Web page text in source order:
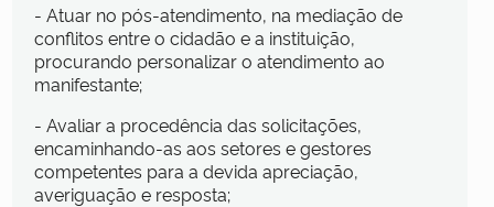
- Atuar no pós-atendimento, na mediação de
conflitos entre o cidadão e a instituição,
procurando personalizar o atendimento ao
manifestante;
- Avaliar a procedência das solicitações,
encaminhando-as aos setores e gestores
competentes para a devida apreciação,
averiguação e resposta;